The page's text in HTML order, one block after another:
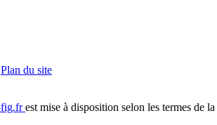
Plan du site
fig.frest mise à disposition selon les termes de la